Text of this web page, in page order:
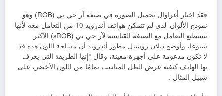
فقد اختار أغراوال تحميل الصورة في صيغة آر جي بي (RGB) وهو
نموذج الألوان الذي لم تتمكن هواتف أندرويد 10 من التعامل معه لأنها
تستطيع التعامل مع الصيغة القياسية لآر جي بي (sRGB) الأكثر
شيوعا، وأوضح ديلان روسيل مطور أندرويد أن مساحة اللون هذه قد
لا تكون مدعومة على أجهزة معينة، وقال “إنها الطريقة التي يعرف
بها الهاتف كيفية عرض الظل المناسب تمامًا من اللون الأخضر، على
سبيل المثال”.